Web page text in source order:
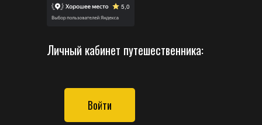
Личный кабинет путешественника:
Войти